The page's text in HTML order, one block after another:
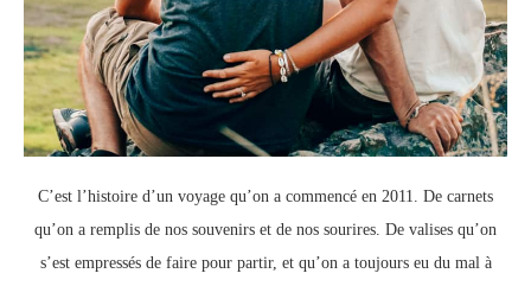
C’est l’histoire d’un voyage qu’on a commencé en 2011. De carnets
qu’on a remplis de nos souvenirs et de nos sourires. De valises qu’on
s’est empressés de faire pour partir, et qu’on a toujours eu du mal à